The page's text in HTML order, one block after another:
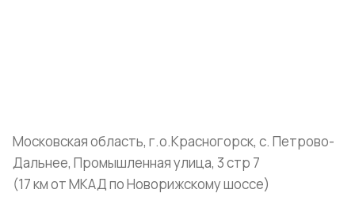
Московская область, г.о.Красногорск, с. Петрово-
Дальнее, Промышленная улица, 3 стр 7
(17 км от МКАД по Новорижскому шоссе)